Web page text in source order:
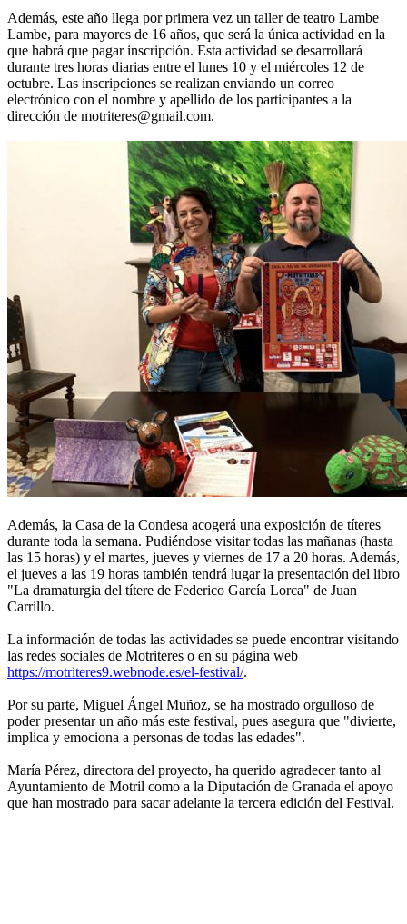
Además, este año llega por primera vez un taller de teatro Lambe
Lambe, para mayores de 16 años, que será la única actividad en la
que habrá que pagar inscripción. Esta actividad se desarrollará
durante tres horas diarias entre el lunes 10 y el miércoles 12 de
octubre. Las inscripciones se realizan enviando un correo
electrónico con el nombre y apellido de los participantes a la
dirección de motriteres@gmail.com.
Además, la Casa de la Condesa acogerá una exposición de títeres
durante toda la semana. Pudiéndose visitar todas las mañanas (hasta
las 15 horas) y el martes, jueves y viernes de 17 a 20 horas. Además,
el jueves a las 19 horas también tendrá lugar la presentación del libro
"La dramaturgia del títere de Federico García Lorca" de Juan
Carrillo.
La información de todas las actividades se puede encontrar visitando
las redes sociales de Motriteres o en su página web
https://motriteres9.webnode.es/el-festival/.
Por su parte, Miguel Ángel Muñoz, se ha mostrado orgulloso de
poder presentar un año más este festival, pues asegura que "divierte,
implica y emociona a personas de todas las edades".
María Pérez, directora del proyecto, ha querido agradecer tanto al
Ayuntamiento de Motril como a la Diputación de Granada el apoyo
que han mostrado para sacar adelante la tercera edición del Festival.